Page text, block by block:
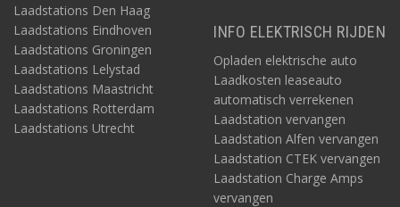
Laadstations Den Haag
Laadstations Eindhoven
Laadstations Groningen
Laadstations Lelystad
Laadstations Maastricht
Laadstations Rotterdam
Laadstations Utrecht
INFO ELEKTRISCH RIJDEN
Opladen elektrische auto
Laadkosten leaseauto
automatisch verrekenen
Laadstation vervangen
Laadstation Alfen vervangen
Laadstation CTEK vervangen
Laadstation Charge Amps
vervangen